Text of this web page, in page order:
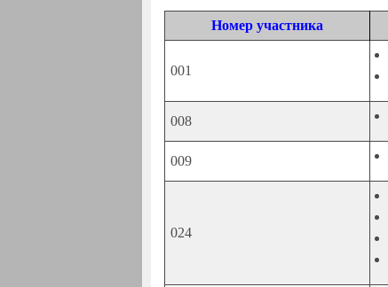
Номер участника
001
008
009
024